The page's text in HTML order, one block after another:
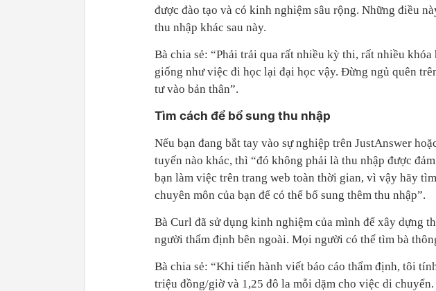
được đào tạo và có kinh nghiệm sâu rộng. Những điều
thu nhập khác sau này.
Bà chia sẻ: “Phải trải qua rất nhiều kỳ thi, rất nhiều
giống như việc đi học lại đại học vậy. Đừng ngủ quên
tư vào bản thân”.
Tìm cách để bổ sung thu nhập
Nếu bạn đang bắt tay vào sự nghiệp trên JustAnswer
tuyến nào khác, thì “đó không phải là thu nhập được
bạn làm việc trên trang web toàn thời gian, vì vậy hãy
chuyên môn của bạn để có thể bổ sung thêm thu nhập”.
Bà Curl đã sử dụng kinh nghiệm của mình để xây dựng
người thẩm định bên ngoài. Mọi người có thể tìm bà
Bà chia sẻ: “Khi tiến hành viết báo cáo thẩm định, tôi
triệu đồng/giờ và 1,25 đô la mỗi dặm cho việc di